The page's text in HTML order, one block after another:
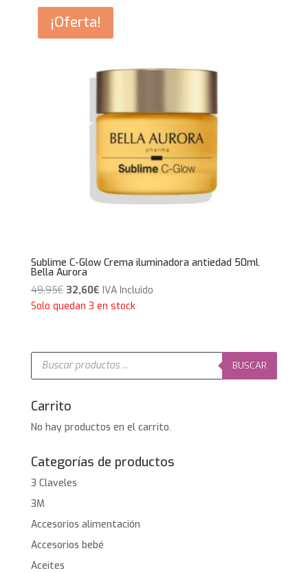
49,95€.35,95€.
¡Oferta!
Sublime C-Glow Crema iluminadora antiedad 50ml.
Bella Aurora
49,95€ El
precio
49,95€.
32,60€El
precio
32,60€.
IVA Incluido
Solo quedan 3 en stock
Búsqueda
productos
BUSCAR
Carrito
No hay productos en el carrito.
Categorías de productos
3 Claveles
3M
Accesorios alimentación
Accesorios bebé
Aceites